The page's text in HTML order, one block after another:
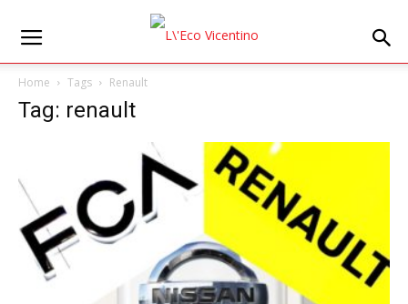
Home Tags Renault
Tag: renault